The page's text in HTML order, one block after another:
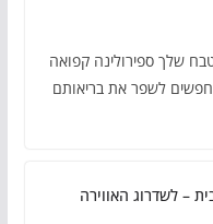
שלך ספירולינה קפואה
לשפר את בריאותם
– לשדרוג האווירה